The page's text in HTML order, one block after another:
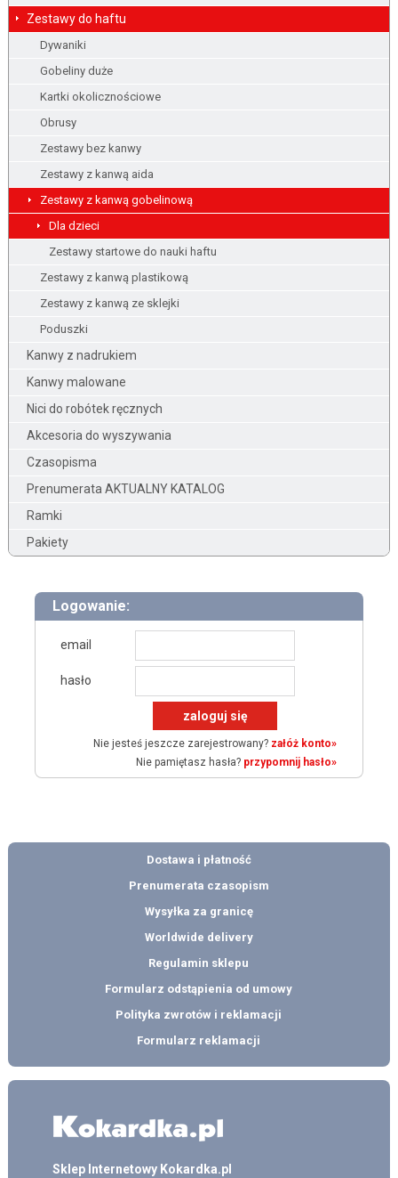
Zestawy do haftu
Dywaniki
Gobeliny duże
Kartki okolicznościowe
Obrusy
Zestawy bez kanwy
Zestawy z kanwą aida
Zestawy z kanwą gobelinową
Dla dzieci
Zestawy startowe do nauki haftu
Zestawy z kanwą plastikową
Zestawy z kanwą ze sklejki
Poduszki
Kanwy z nadrukiem
Kanwy malowane
Nici do robótek ręcznych
Akcesoria do wyszywania
Czasopisma
Prenumerata AKTUALNY KATALOG
Ramki
Pakiety
Logowanie:
email
hasło
Nie jesteś jeszcze zarejestrowany? załóż konto»
Nie pamiętasz hasła? przypomnij hasło»
Dostawa i płatność
Prenumerata czasopism
Wysyłka za granicę
Worldwide delivery
Regulamin sklepu
Formularz odstąpienia od umowy
Polityka zwrotów i reklamacji
Formularz reklamacji
Sklep Internetowy Kokardka.pl